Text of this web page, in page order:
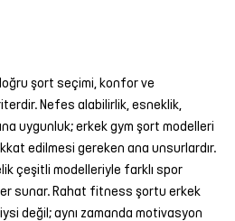
şort seçimi, konfor ve
Nefes alabilirlik, esneklik,
uygunluk; erkek gym şort modelleri
edilmesi gereken ana unsurlardır.
çeşitli modelleriyle farklı spor
sunar. Rahat fitness şortu erkek
değil; aynı zamanda motivasyon